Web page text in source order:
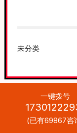
未分类
Car Auto Parts
一键拨号
(已有69867咨